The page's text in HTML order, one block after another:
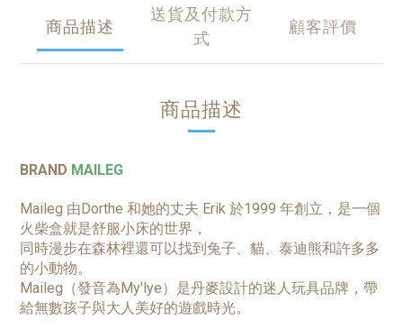
商品描述
送貨及付款方
式
顧客評價
商品描述
BRAND MAILEG
Maileg 由Dorthe 和她的丈夫 Erik 於1999 年創立，是一個
火柴盒就是舒服小床的世界，
同時漫步在森林裡還可以找到兔子、貓、泰迪熊和許多多
的小動物。
Maileg（發音為My'lye）是丹麥設計的迷人玩具品牌，帶
給無數孩子與大人美好的遊戲時光。